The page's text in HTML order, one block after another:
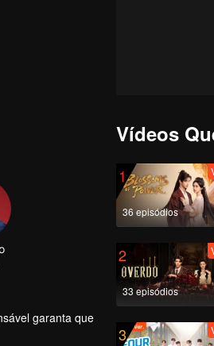
garanta que
situação, quem
Vídeos
1
36 episódios
2
33 episódios
3